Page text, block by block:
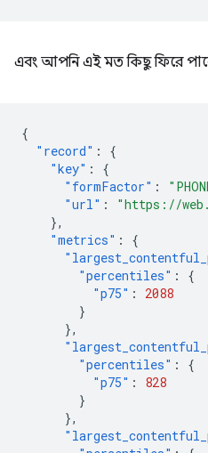
এবং আপনি এই মত কিছু ফিরে
{
"record" :
{
"key" :
{
"formFactor" :
"url" :
"https://
},
"metrics" :
{
"percentiles" :
{
"p75" :
2088
}
},
"percentiles" :
{
"p75" :
828
}
},